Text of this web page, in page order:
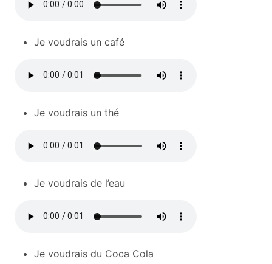
Je voudrais un café
Je voudrais un thé
Je voudrais de l’eau
Je voudrais du Coca Cola